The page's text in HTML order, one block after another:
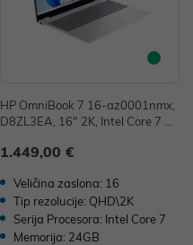
HP OmniBook 7 16-az0001nmx,
D8ZL3EA, 16" 2K, Intel Core 7 24
tegrated Graphics
1.449,00 €
Veličina zaslona: 16
Tip rezolucije: QHD\2K
Serija Procesora: Intel Core 7
Memorija: 24GB